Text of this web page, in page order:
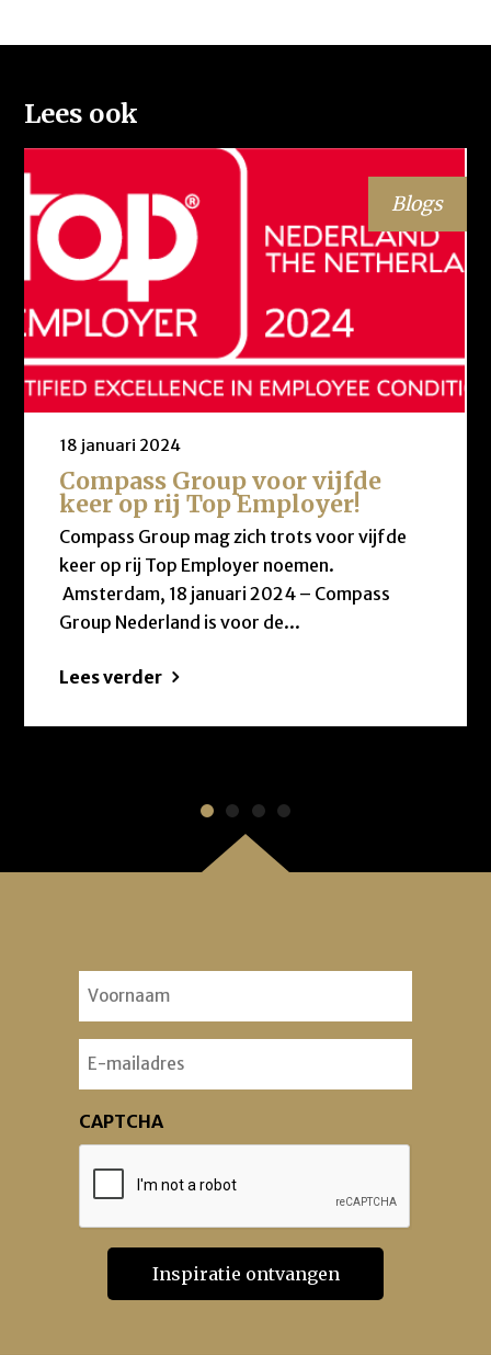
Lees ook
18 januari 2024
Blogs
Compass Group voor vijfde
keer op rij Top Employer!
Compass Group mag zich trots voor vijfde
keer op rij Top Employer noemen.
Amsterdam, 18 januari 2024 – Compass
Group Nederland is voor de...
Lees verder
Voornaam
Email
CAPTCHA